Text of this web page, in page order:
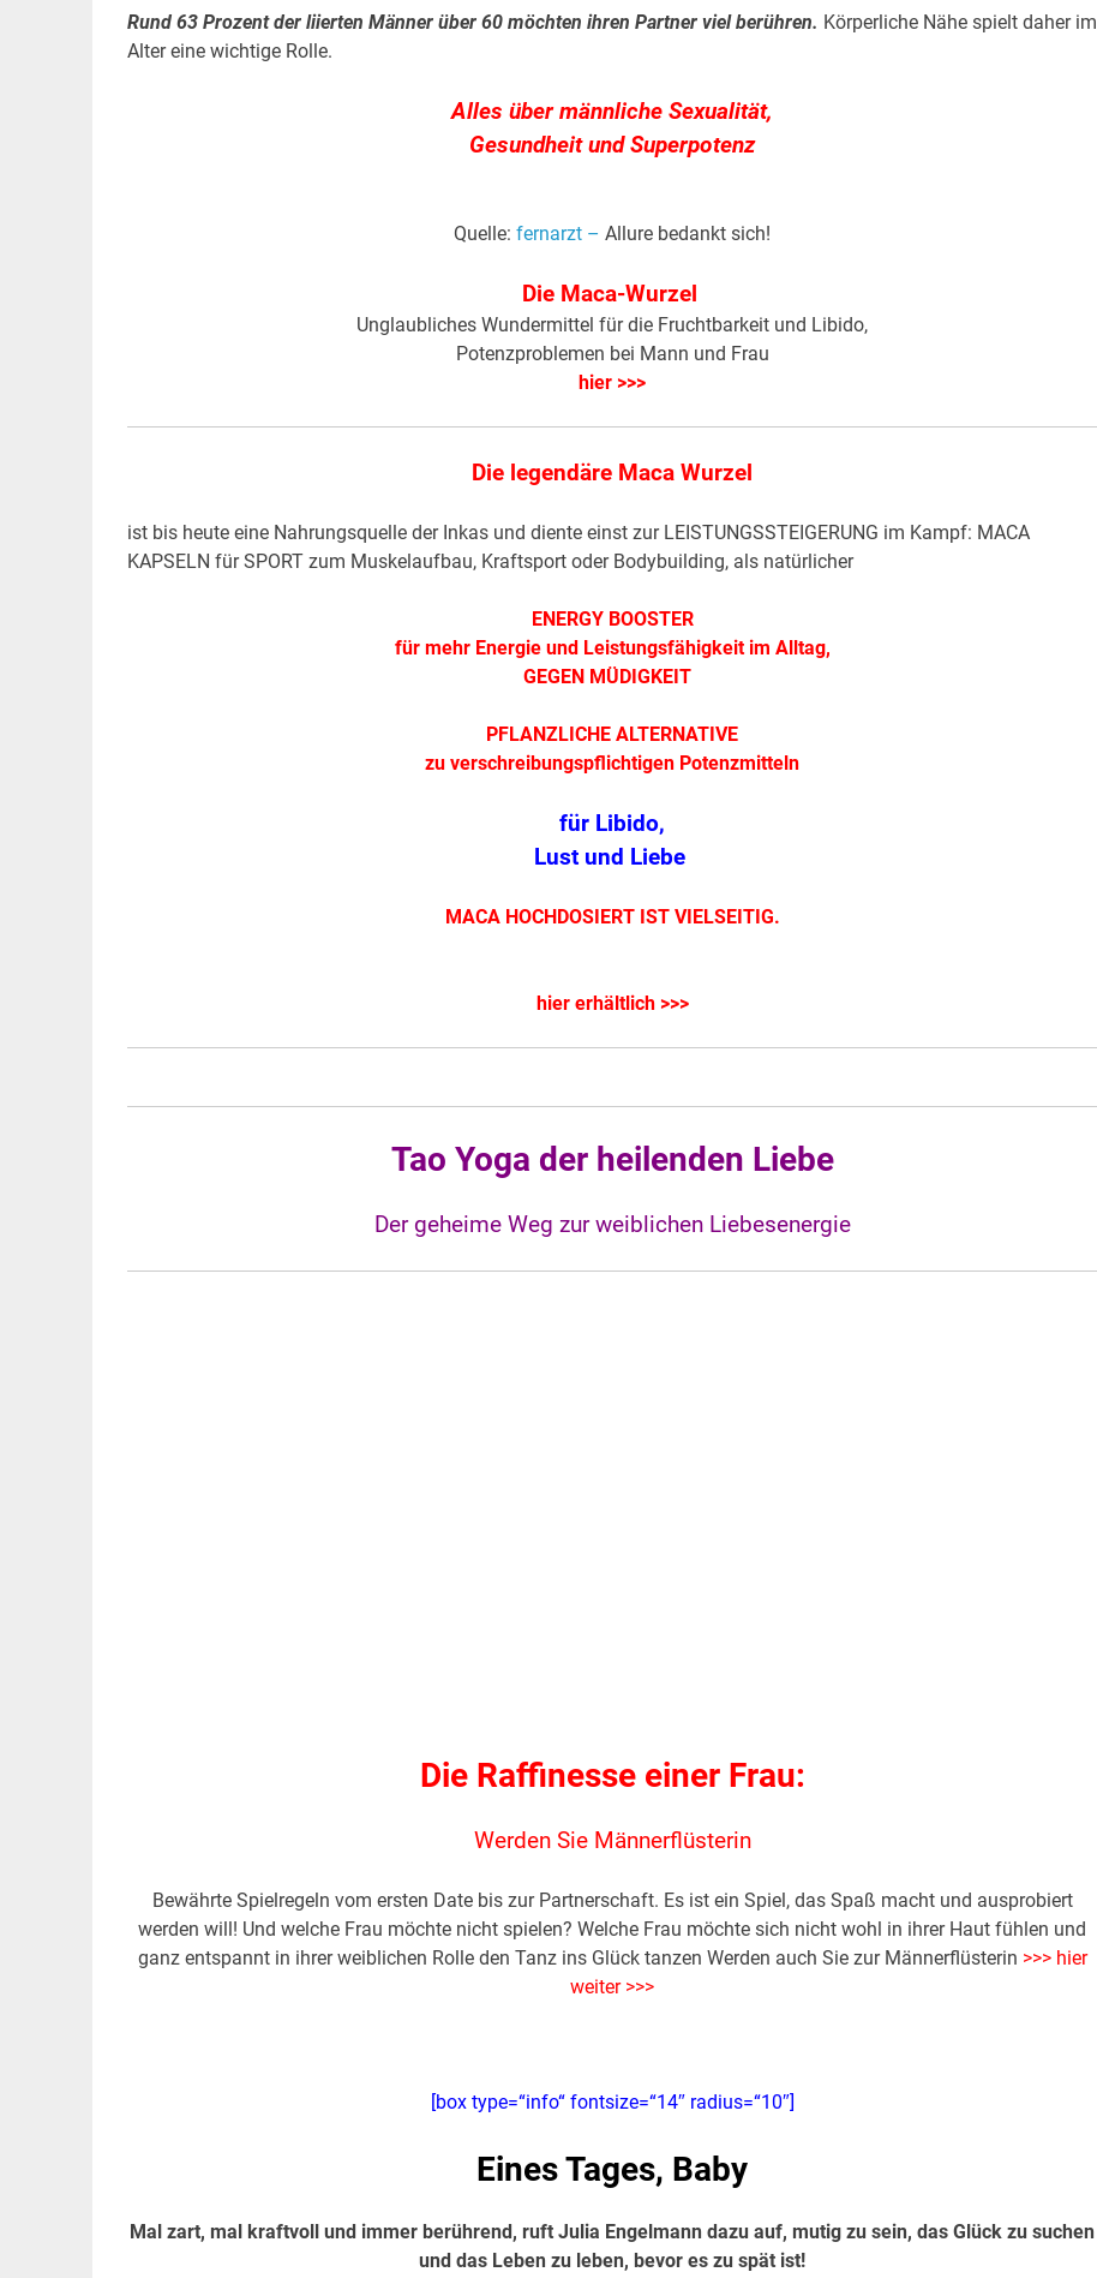
Rund 63 Prozent der liierten Männer über 60 möchten ihren Partner viel berühren. Körperliche Nähe spielt daher im
Alter eine wichtige Rolle.
Alles über männliche Sexualität,
Gesundheit und Superpotenz
Quelle:fernarzt –Allure bedankt sich!
Die Maca-Wurzel
Unglaubliches Wundermittel für die Fruchtbarkeit und Libido,
Potenzproblemen bei Mann und Frau
hier >>>
Die legendäre Maca Wurzel
ist bis heute eine Nahrungsquelle der Inkas und diente einst zur LEISTUNGSSTEIGERUNG im Kampf: MACA
KAPSELN für SPORT zum Muskelaufbau, Kraftsport oder Bodybuilding, als natürlicher
ENERGY BOOSTER
für mehr Energie und Leistungsfähigkeit im Alltag,
GEGEN MÜDIGKEIT
PFLANZLICHE ALTERNATIVE
zu verschreibungspflichtigen Potenzmitteln
für Libido,
Lust und Liebe
MACA HOCHDOSIERT IST VIELSEITIG.
hier erhältlich >>>
Tao Yoga der heilenden Liebe
Der geheime Weg zur weiblichen Liebesenergie
Die Raffinesse einer Frau:
Werden Sie Männerflüsterin
Bewährte Spielregeln vom ersten Date bis zur Partnerschaft. Es ist ein Spiel, das Spaß macht und ausprobiert
werden will! Und welche Frau möchte nicht spielen? Welche Frau möchte sich nicht wohl in ihrer Haut fühlen und
ganz entspannt in ihrer weiblichen Rolle den Tanz ins Glück tanzen Werden auch Sie zur Männerflüsterin >>> hier
weiter >>>
[box type=“info“ fontsize=“14″ radius=“10″]
Eines Tages, Baby
Mal zart, mal kraftvoll und immer berührend, ruft Julia Engelmann dazu auf, mutig zu sein, das Glück zu suchen
und das Leben zu leben, bevor es zu spät ist!